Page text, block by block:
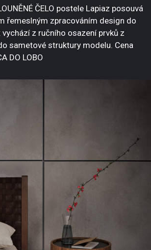
ČELO postele Lapiaz posouvá
řemeslným zpracováním design do
z ručního osazení prvků z
sametové struktury modelu. Cena
DO LOBO